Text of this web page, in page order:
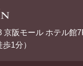
京阪モール ホテル館
1分）